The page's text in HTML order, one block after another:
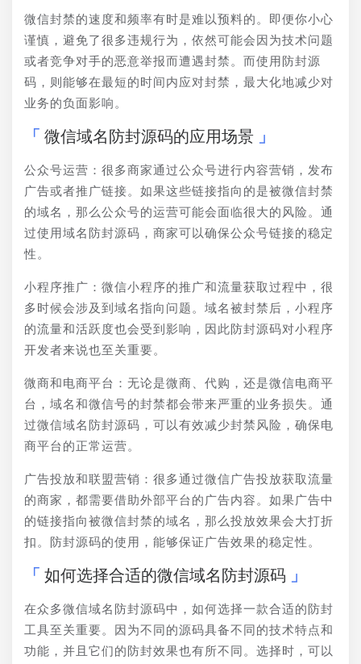
微信封禁的速度和频率有时是难以预料的。即便你小心
谨慎，避免了很多违规行为，依然可能会因为技术问题
或者竞争对手的恶意举报而遭遇封禁。而使用防封源
码，则能够在最短的时间内应对封禁，最大化地减少对
业务的负面影响。
微信域名防封源码的应用场景
公众号运营：很多商家通过公众号进行内容营销，发布
广告或者推广链接。如果这些链接指向的是被微信封禁
的域名，那么公众号的运营可能会面临很大的风险。通
过使用域名防封源码，商家可以确保公众号链接的稳定
性。
小程序推广：微信小程序的推广和流量获取过程中，很
多时候会涉及到域名指向问题。域名被封禁后，小程序
的流量和活跃度也会受到影响，因此防封源码对小程序
开发者来说也至关重要。
微商和电商平台：无论是微商、代购，还是微信电商平
台，域名和微信号的封禁都会带来严重的业务损失。通
过微信域名防封源码，可以有效减少封禁风险，确保电
商平台的正常运营。
广告投放和联盟营销：很多通过微信广告投放获取流量
的商家，都需要借助外部平台的广告内容。如果广告中
的链接指向被微信封禁的域名，那么投放效果会大打折
扣。防封源码的使用，能够保证广告效果的稳定性。
如何选择合适的微信域名防封源码
在众多微信域名防封源码中，如何选择一款合适的防封
工具至关重要。因为不同的源码具备不同的技术特点和
功能，并且它们的防封效果也有所不同。选择时，可以